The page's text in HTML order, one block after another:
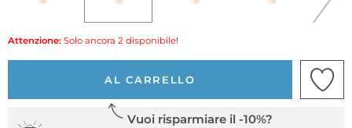
Attenzione: Solo ancora 2 disponibile!
AL CARRELLO
Vuoi risparmiare il -10%?